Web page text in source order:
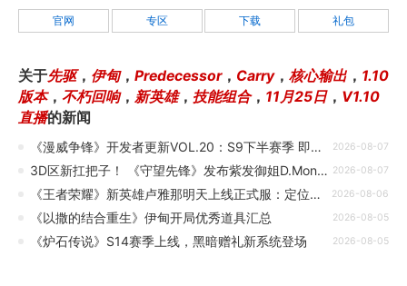
官网 专区 下载 礼包
关于先驱， 伊甸， Predecessor， Carry， 核心输出 ， 1.10
版本， 不朽回响， 新英雄， 技能组合， 11月25日， V1.10
直播的新闻
《漫威争锋》开发者更新VOL.20：S9下半赛季 即将开启 2026-08-07
3D区新扛把子！ 《守望先锋》发布紫发御姐D.Mon宣传片 2026-08-07
《王者荣耀》新英雄卢雅那明天上线正式服：定位射手 免费得 2026-08-06
《以撒的结合重生》伊甸开局优秀道具汇总 2026-08-05
《炉石传说》S14赛季上线，黑暗赠礼新系统登场 2026-08-05